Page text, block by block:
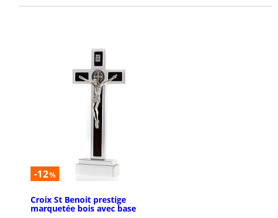
-12%
Croix St Benoit prestige
marquetée bois avec base